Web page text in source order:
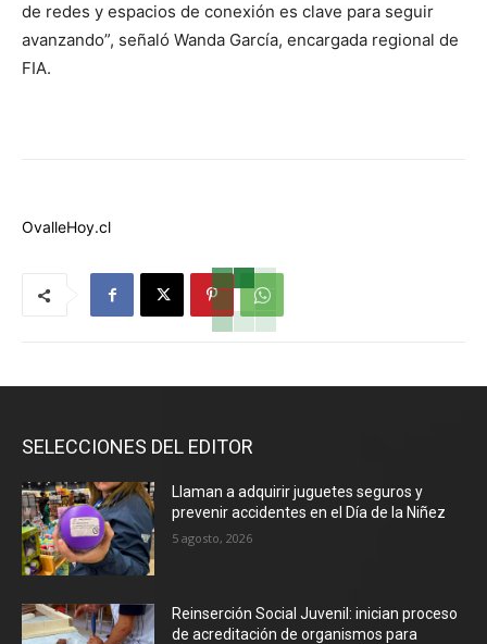
de redes y espacios de conexión es clave para seguir
avanzando”, señaló Wanda García, encargada regional de
FIA.
OvalleHoy.cl
SELECCIONES DEL EDITOR
Llaman a adquirir juguetes seguros y
prevenir accidentes en el Día de la Niñez
5 agosto, 2026
Reinserción Social Juvenil: inician proceso
de acreditación de organismos para